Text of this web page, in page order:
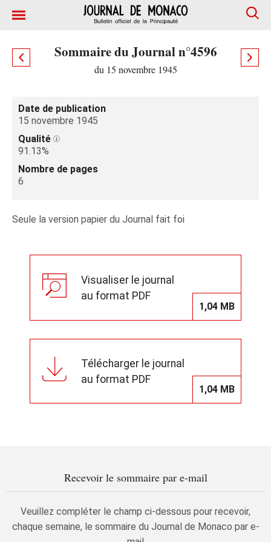
Sommaire du Journal n°4596
du 15 novembre 1945
Date de publication
15 novembre 1945
Qualité
91.13%
Nombre de pages
6
Seule la version papier du Journal fait foi
Visualiser le journal
au format PDF
1,04 MB
Télécharger le journal
au format PDF
1,04 MB
Recevoir le sommaire par e-mail
Veuillez compléter le champ ci-dessous pour recevoir,
chaque semaine, le sommaire du Journal de Monaco par e-